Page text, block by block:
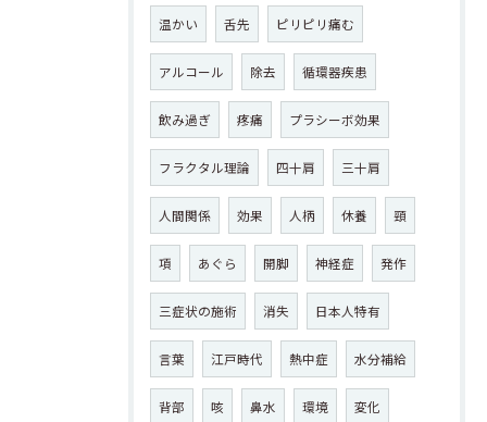
温かい 舌先 ピリピリ痛む
アルコール 除去 循環器疾患
飲み過ぎ 疼痛 プラシーボ効果
フラクタル理論 四十肩 三十肩
人間関係 効果 人柄 休養 頸
項 あぐら 開脚 神経症 発作
三症状の施術 消失 日本人特有
言葉 江戸時代 熱中症 水分補給
背部 咳 鼻水 環境 変化